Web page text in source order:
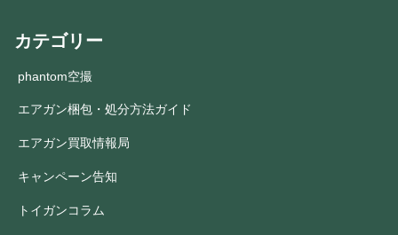
カテゴリー
phantom空撮
エアガン梱包・処分方法ガイド
エアガン買取情報局
キャンペーン告知
トイガンコラム